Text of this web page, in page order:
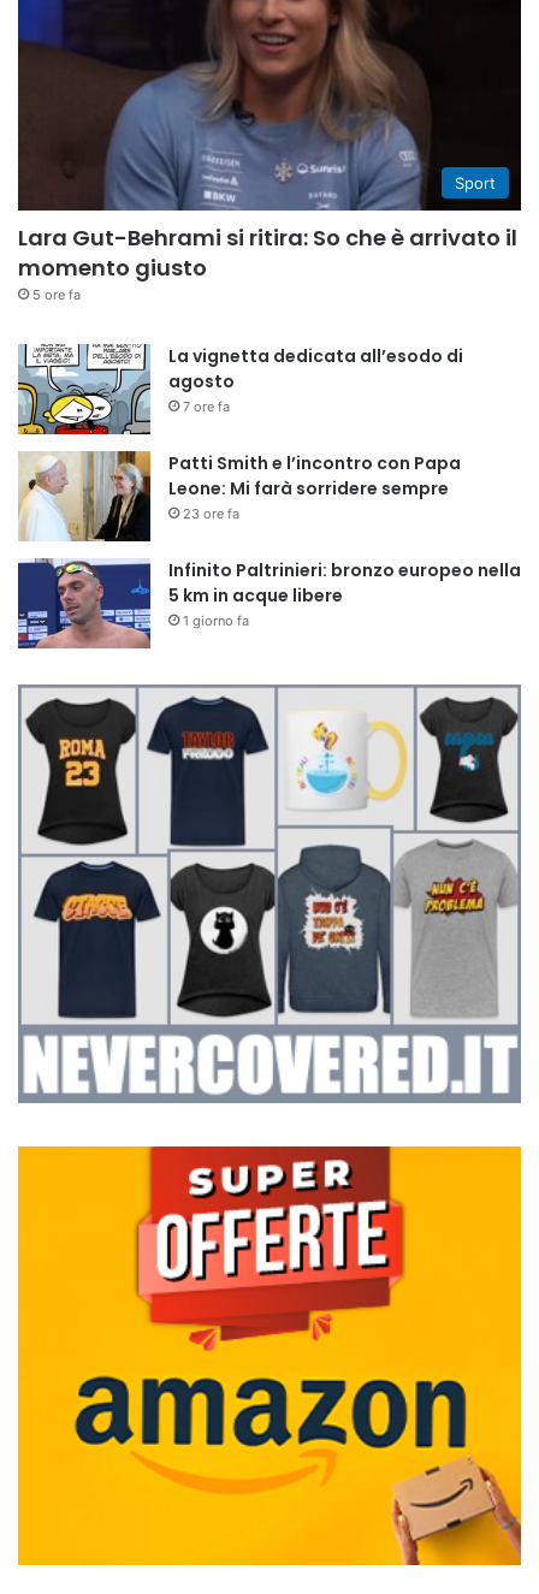
Sport
Lara Gut-Behrami si ritira: So che è arrivato il
momento giusto
5 ore fa
La vignetta dedicata all’esodo di
agosto
7 ore fa
Patti Smith e l’incontro con Papa
Leone: Mi farà sorridere sempre
23 ore fa
Infinito Paltrinieri: bronzo europeo nella
5 km in acque libere
1 giorno fa